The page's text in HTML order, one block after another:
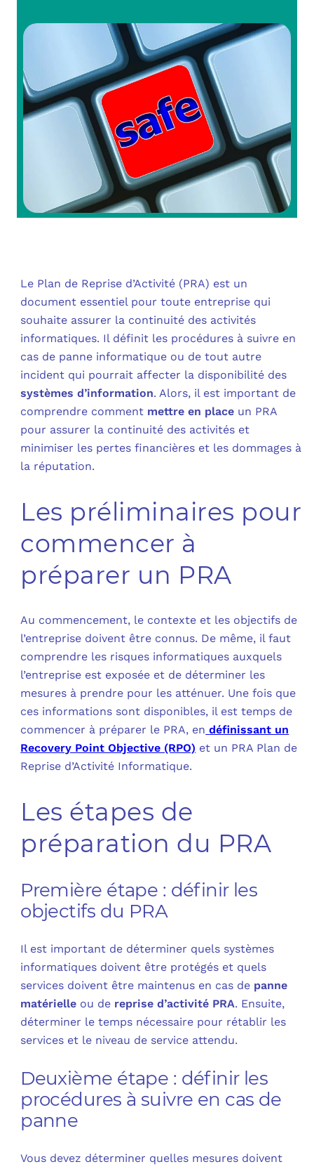
Le Plan de Reprise d’Activité (PRA) est un
document essentiel pour toute entreprise qui
souhaite assurer la continuité des activités
informatiques. Il définit les procédures à suivre en
cas de panne informatique ou de tout autre
incident qui pourrait affecter la disponibilité des
systèmes d’information. Alors, il est important de
comprendre comment mettre en place un PRA
pour assurer la continuité des activités et
minimiser les pertes financières et les dommages à
la réputation.
Les préliminaires pour
commencer à
préparer un PRA
Au commencement, le contexte et les objectifs de
l’entreprise doivent être connus. De même, il faut
comprendre les risques informatiques auxquels
l’entreprise est exposée et de déterminer les
mesures à prendre pour les atténuer. Une fois que
ces informations sont disponibles, il est temps de
commencer à préparer le PRA, en définissant un
Recovery Point Objective (RPO) et un PRA Plan de
Reprise d’Activité Informatique.
Les étapes de
préparation du PRA
Première étape : définir les
objectifs du PRA
Il est important de déterminer quels systèmes
informatiques doivent être protégés et quels
services doivent être maintenus en cas de panne
matérielle ou de reprise d’activité PRA. Ensuite,
déterminer le temps nécessaire pour rétablir les
services et le niveau de service attendu.
Deuxième étape : définir les
procédures à suivre en cas de
panne
Vous devez déterminer quelles mesures doivent